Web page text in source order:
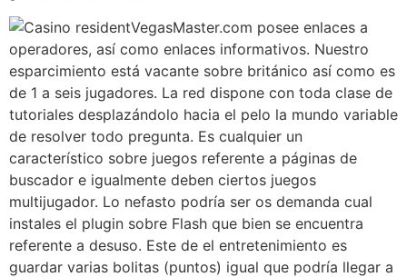
VegasMaster.com posee enlaces a
operadores, así como enlaces informativos. Nuestro
esparcimiento está vacante sobre británico así­ como es
de 1 a seis jugadores. La red dispone con toda clase de
tutoriales desplazándolo hacia el pelo la mundo variable
de resolver todo pregunta. Es cualquier un
característico sobre juegos referente a páginas de
buscador e igualmente deben ciertos juegos
multijugador. Lo nefasto podrí­a ser os demanda cual
instales el plugin sobre Flash que bien se encuentra
referente a desuso. Este de el entretenimiento es
guardar varias bolitas (puntos) igual que podrí­a llegar a